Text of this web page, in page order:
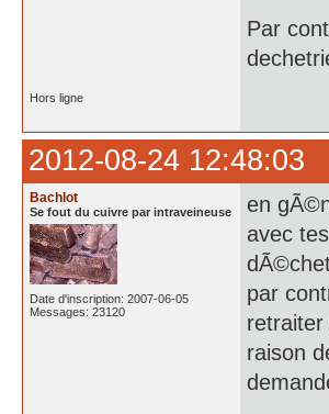
Par
Hors ligne
2012-08-24 12:48:03
Bachlot
Se fout du cuivre par intraveineuse
Date d'inscription: 2007-06-05
Messages: 23120
en
avec
par
raison